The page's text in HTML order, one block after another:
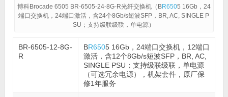
博科Brocade 6505 BR-6505-24-8G-R光纤交换机（BR6505 16Gb，24
端口交换机，24端口激活，含24个8Gb/s短波SFP，BR, AC, SINGLE P
SU；支持级联级联，单电源）
BR-6505-12-8G-
R
BR6505 16Gb，24端口交换机，12端口
激活，含12个8Gb/s短波SFP，BR, AC,
SINGLE PSU；支持级联级联，单电源
（可选冗余电源），机架套件，原厂保
修1年服务